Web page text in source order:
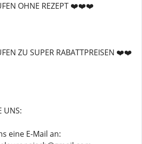
OHNE REZEPT ❤️❤️❤️
ZU SUPER RABATTPREISEN ❤️❤️
UNS:
eine E-Mail an: